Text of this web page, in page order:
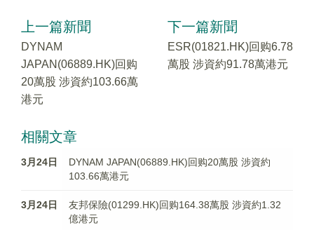
上一篇新聞
DYNAM
JAPAN(06889.HK)回购
20萬股 涉資約103.66萬
港元
下一篇新聞
ESR(01821.HK)回购6.78
萬股 涉資約91.78萬港元
相關文章
3月24日
DYNAM JAPAN(06889.HK)回购20萬股 涉資約
103.66萬港元
3月24日
友邦保險(01299.HK)回购164.38萬股 涉資約1.32
億港元